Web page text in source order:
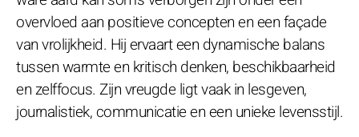
overvloed aan positieve concepten en een façade
van vrolijkheid. Hij ervaart een dynamische balans
tussen warmte en kritisch denken, beschikbaarheid
en zelffocus. Zijn vreugde ligt vaak in lesgeven,
journalistiek, communicatie en een unieke levensstijl.